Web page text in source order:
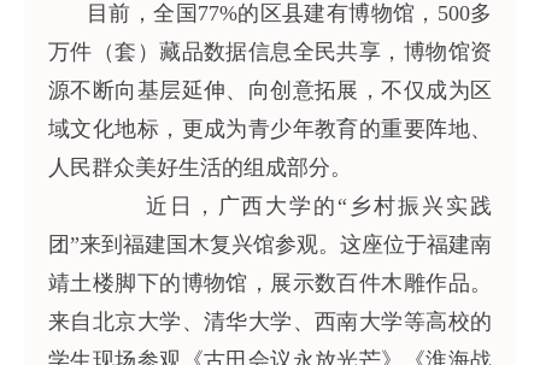
目前，全国77%的区县建有博物馆，500多
万件（套）藏品数据信息全民共享，博物馆资
源不断向基层延伸、向创意拓展，不仅成为区
域文化地标，更成为青少年教育的重要阵地、
人民群众美好生活的组成部分。
近日，广西大学的“乡村振兴实践
团”来到福建国木复兴馆参观。这座位于福建南
靖土楼脚下的博物馆，展示数百件木雕作品。
来自北京大学、清华大学、西南大学等高校的